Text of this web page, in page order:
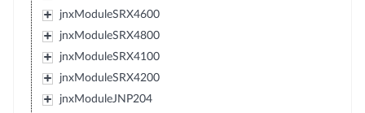
jnxModuleSRX4600
jnxModuleSRX4800
jnxModuleSRX4100
jnxModuleSRX4200
jnxModuleJNP204